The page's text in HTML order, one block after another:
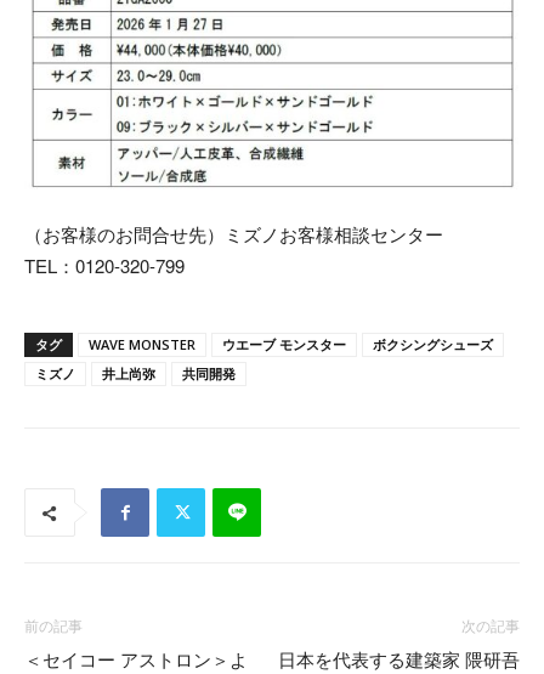
（お客様のお問合せ先）ミズノお客様相談センター
TEL：0120-320-799
タグ WAVE MONSTER ウエーブ モンスター
ボクシングシューズ
ミズノ
井上尚弥 共同開発
前の記事
＜セイコー アストロン＞よ
次の記事
日本を代表する建築家 隈研吾